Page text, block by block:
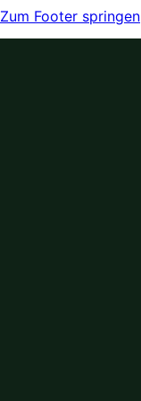
Zum Footer springen